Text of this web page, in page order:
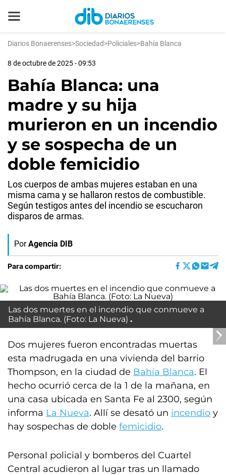
Diarios Bonaerenses>Sociedad>Policiales>Bahía Blanca
8 de octubre de 2025 - 09:53
Bahía Blanca: una
madre y su hija
murieron en un incendio
y se sospecha de un
doble femicidio
Los cuerpos de ambas mujeres estaban en una
misma cama y se hallaron restos de combustible.
Según testigos antes del incendio se escucharon
disparos de armas.
Por Agencia DIB
Para compartir:
Las dos muertes en el incendio que conmueve a
Bahía Blanca. (Foto: La Nueva)
Dos mujeres fueron encontradas muertas
esta madrugada en una vivienda del barrio
Thompson, en la ciudad de Bahía Blanca. El
hecho ocurrió cerca de la 1 de la mañana, en
una casa ubicada en Santa Fe al 2300, según
informa La Nueva. Allí se desató un incendio y
hay sospechas de doble femicidio.
Personal policial y bomberos del Cuartel
Central acudieron al lugar tras un llamado